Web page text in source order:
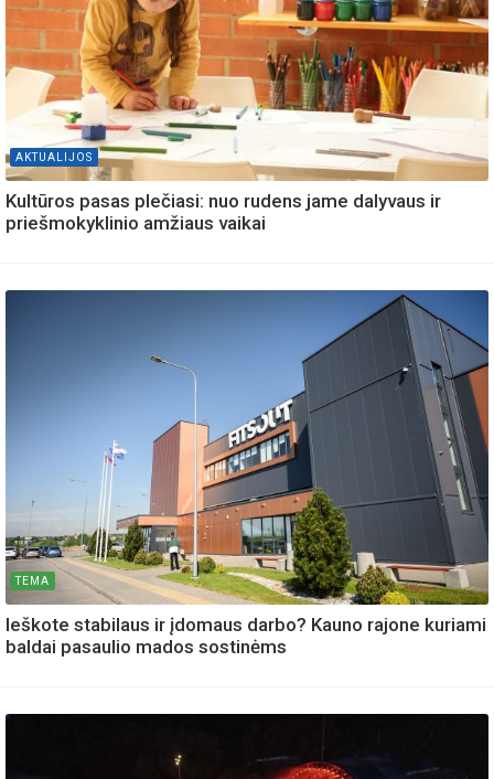
AKTUALIJOS
Kultūros pasas plečiasi: nuo rudens jame dalyvaus ir
priešmokyklinio amžiaus vaikai
TEMA
Ieškote stabilaus ir įdomaus darbo? Kauno rajone kuriami
baldai pasaulio mados sostinėms